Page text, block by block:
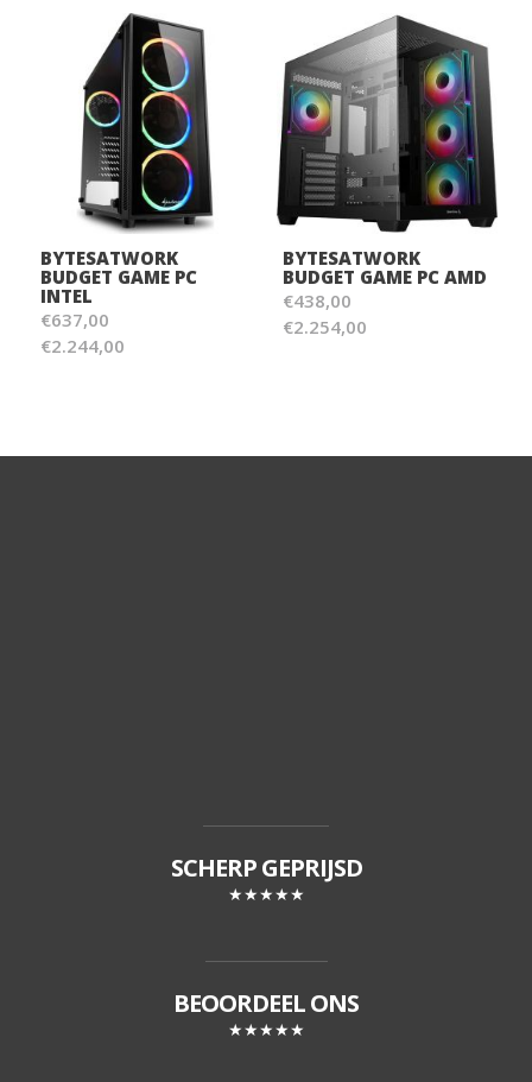
BYTESATWORK
BUDGET GAME PC
INTEL
€637,00
€2.244,00
BYTESATWORK
BUDGET GAME PC AMD
€438,00
€2.254,00
SCHERP GEPRIJSD
★★★★★
BEOORDEEL ONS
★★★★★